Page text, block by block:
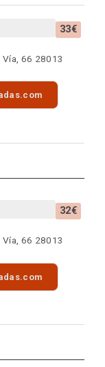
33€
Vía, 66 28013
32€
66 28013